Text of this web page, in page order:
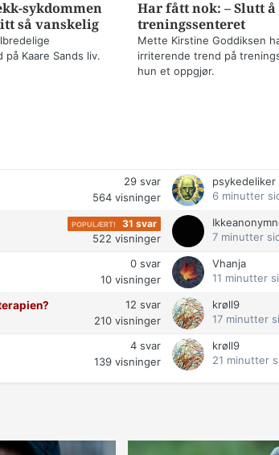
sykdommen
så vanskelig
Kaare Sands liv.
Har fått nok: – Slutt å
treningssenteret
Mette Kirstine Goddiksen
irriterende trend på
hun et oppgjør.
29 svar
564 visninger
psykedeliker
6 minutter
31 svar
522 visninger
7 minutter
0 svar
10 visninger
Vhanja
11 minutter
12 svar
210 visninger
krøll9
17 minutter
4 svar
139 visninger
krøll9
21 minutter